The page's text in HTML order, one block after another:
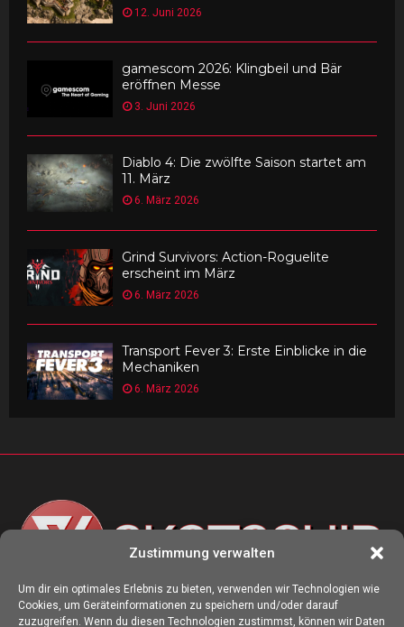
Zustimmung verwalten
Um dir ein optimales Erlebnis zu bieten, verwenden wir Technologien wie
Cookies, um Geräteinformationen zu speichern und/oder darauf
zuzugreifen. Wenn du diesen Technologien zustimmst, können wir Daten
12. Juni 2026
gamescom 2026: Klingbeil und Bär
eröffnen Messe
3. Juni 2026
Diablo 4: Die zwölfte Saison startet am
11. März
6. März 2026
Grind Survivors: Action-Roguelite
erscheint im März
6. März 2026
Transport Fever 3: Erste Einblicke in die
Mechaniken
6. März 2026
ÜBER UNS